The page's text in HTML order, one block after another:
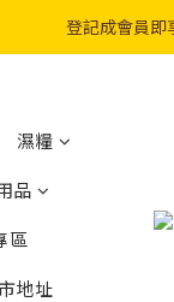
物滿$300免費順豐智
登記成會員即
濕糧
品
區
地址